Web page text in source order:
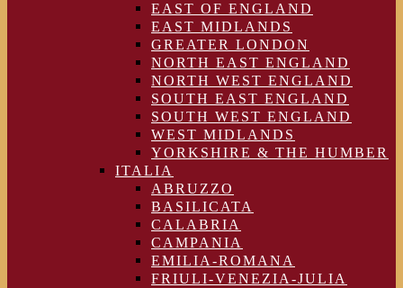
EAST OF ENGLAND
EAST MIDLANDS
GREATER LONDON
NORTH EAST ENGLAND
NORTH WEST ENGLAND
SOUTH EAST ENGLAND
SOUTH WEST ENGLAND
WEST MIDLANDS
YORKSHIRE & THE HUMBER
ITALIA
ABRUZZO
BASILICATA
CALABRIA
CAMPANIA
EMILIA-ROMANA
FRIULI-VENEZIA-JULIA